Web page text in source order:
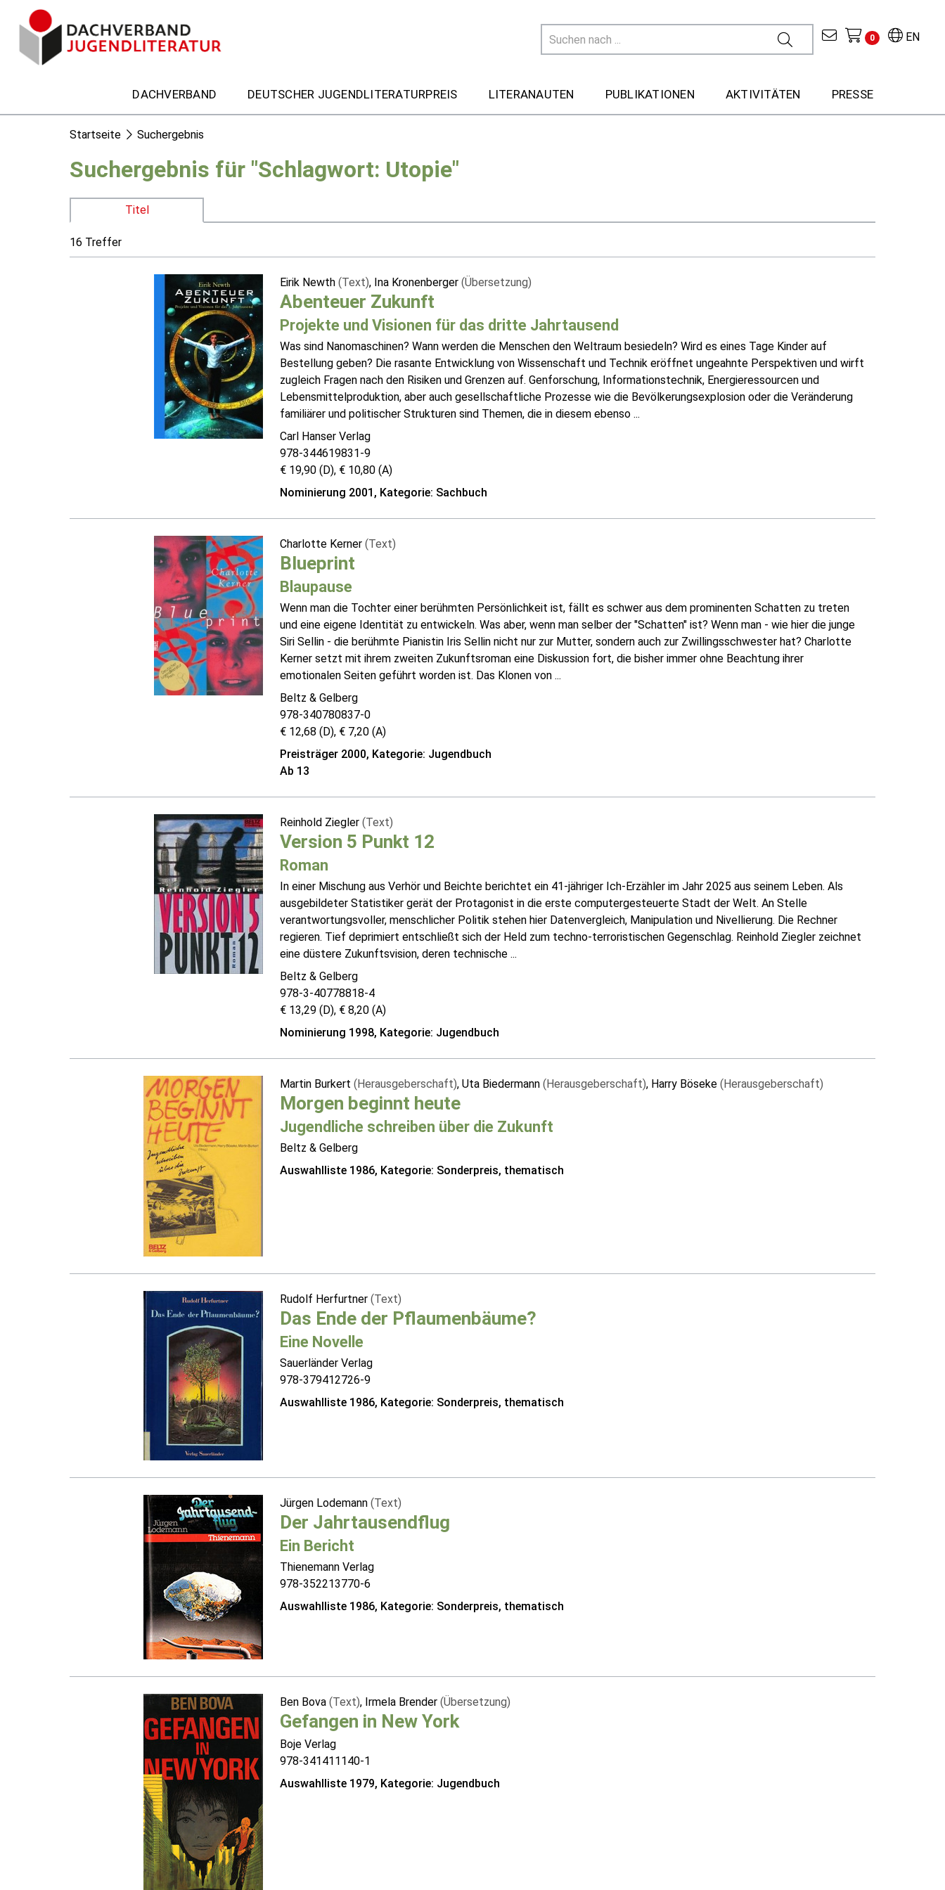
EN
0
DACHVERBAND DEUTSCHER JUGENDLITERATURPREIS LITERANAUTEN PUBLIKATIONEN AKTIVITÄTEN PRESSE
Startseite Suchergebnis
Suchergebnis für "Schlagwort: Utopie"
Titel
16 Treffer
Eirik Newth (Text), Ina Kronenberger (Übersetzung)
Abenteuer Zukunft
Projekte und Visionen für das dritte Jahrtausend
Was sind Nanomaschinen? Wann werden die Menschen den Weltraum besiedeln? Wird es eines Tage Kinder auf
Bestellung geben? Die rasante Entwicklung von Wissenschaft und Technik eröffnet ungeahnte Perspektiven und wirft
zugleich Fragen nach den Risiken und Grenzen auf. Genforschung, Informationstechnik, Energieressourcen und
Lebensmittelproduktion, aber auch gesellschaftliche Prozesse wie die Bevölkerungsexplosion oder die Veränderung
familiärer und politischer Strukturen sind Themen, die in diesem ebenso ...
Carl Hanser Verlag
978-344619831-9
€ 19,90 (D), € 10,80 (A)
Nominierung 2001, Kategorie: Sachbuch
Charlotte Kerner (Text)
Blueprint
Blaupause
Wenn man die Tochter einer berühmten Persönlichkeit ist, fällt es schwer aus dem prominenten Schatten zu treten
und eine eigene Identität zu entwickeln. Was aber, wenn man selber der "Schatten" ist? Wenn man - wie hier die junge
Siri Sellin - die berühmte Pianistin Iris Sellin nicht nur zur Mutter, sondern auch zur Zwillingsschwester hat? Charlotte
Kerner setzt mit ihrem zweiten Zukunftsroman eine Diskussion fort, die bisher immer ohne Beachtung ihrer
emotionalen Seiten geführt worden ist. Das Klonen von ...
Beltz & Gelberg
978-340780837-0
€ 12,68 (D), € 7,20 (A)
Preisträger 2000, Kategorie: Jugendbuch
Ab 13
Reinhold Ziegler (Text)
Version 5 Punkt 12
Roman
In einer Mischung aus Verhör und Beichte berichtet ein 41-jähriger Ich-Erzähler im Jahr 2025 aus seinem Leben. Als
ausgebildeter Statistiker gerät der Protagonist in die erste computergesteuerte Stadt der Welt. An Stelle
verantwortungsvoller, menschlicher Politik stehen hier Datenvergleich, Manipulation und Nivellierung. Die Rechner
regieren. Tief deprimiert entschließt sich der Held zum techno-terroristischen Gegenschlag. Reinhold Ziegler zeichnet
eine düstere Zukunftsvision, deren technische ...
Beltz & Gelberg
978-3-40778818-4
€ 13,29 (D), € 8,20 (A)
Nominierung 1998, Kategorie: Jugendbuch
Martin Burkert (Herausgeberschaft), Uta Biedermann (Herausgeberschaft), Harry Böseke (Herausgeberschaft)
Morgen beginnt heute
Jugendliche schreiben über die Zukunft
Beltz & Gelberg
Auswahlliste 1986, Kategorie: Sonderpreis, thematisch
Rudolf Herfurtner (Text)
Das Ende der Pflaumenbäume?
Eine Novelle
Sauerländer Verlag
978-379412726-9
Auswahlliste 1986, Kategorie: Sonderpreis, thematisch
Jürgen Lodemann (Text)
Der Jahrtausendflug
Ein Bericht
Thienemann Verlag
978-352213770-6
Auswahlliste 1986, Kategorie: Sonderpreis, thematisch
Ben Bova (Text), Irmela Brender (Übersetzung)
Gefangen in New York
Boje Verlag
978-341411140-1
Auswahlliste 1979, Kategorie: Jugendbuch